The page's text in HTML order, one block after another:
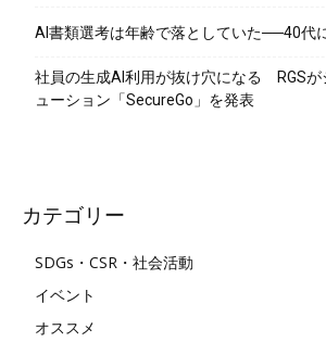
AI書類選考は年齢で落としていた──40代
社員の生成AI利用が抜け穴になる RGSが
ューション「SecureGo」を発表
カテゴリー
SDGs・CSR・社会活動
イベント
オススメ